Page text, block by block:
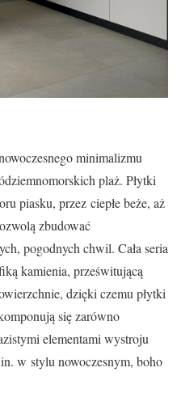
minimalizmu
plaż. Płytki
piasku, przez ciepłe beże, aż
zbudować
pogodnych chwil. Cała seria
kamienia, prześwitującą
dzięki czemu płytki
się zarówno
elementami wystroju
w stylu nowoczesnym, boho